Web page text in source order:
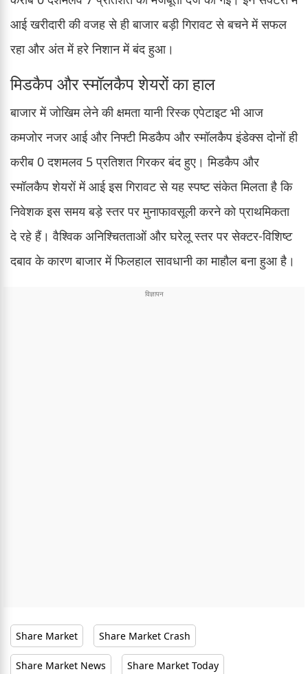
आई खरीदारी की वजह से ही बाजार बड़ी गिरावट से बचने में सफल
रहा और अंत में हरे निशान में बंद हुआ।
मिडकैप और स्मॉलकैप शेयरों का हाल
बाजार में जोखिम लेने की क्षमता यानी रिस्क एपेटाइट भी आज
कमजोर नजर आई और निफ्टी मिडकैप और स्मॉलकैप इंडेक्स दोनों ही
करीब 0 दशमलव 5 प्रतिशत गिरकर बंद हुए। मिडकैप और
स्मॉलकैप शेयरों में आई इस गिरावट से यह स्पष्ट संकेत मिलता है कि
निवेशक इस समय बड़े स्तर पर मुनाफावसूली करने को प्राथमिकता
दे रहे हैं। वैश्विक अनिश्चितताओं और घरेलू स्तर पर सेक्टर-विशिष्ट
दबाव के कारण बाजार में फिलहाल सावधानी का माहौल बना हुआ है।
Share Market Share Market Crash
Share Market News Share Market Today